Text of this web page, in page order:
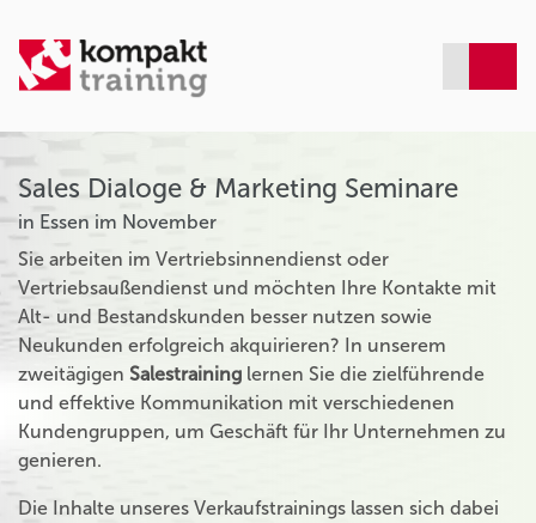
Sales Dialoge & Marketing Seminare
in Essen im November
Sie arbeiten im Vertriebsinnendienst oder
Vertriebsaußendienst und möchten Ihre Kontakte mit
Alt- und Bestandskunden besser nutzen sowie
Neukunden erfolgreich akquirieren? In unserem
zweitägigen Salestraining lernen Sie die zielführende
und effektive Kommunikation mit verschiedenen
Kundengruppen, um Geschäft für Ihr Unternehmen zu
genieren.
Die Inhalte unseres Verkaufstrainings lassen sich dabei